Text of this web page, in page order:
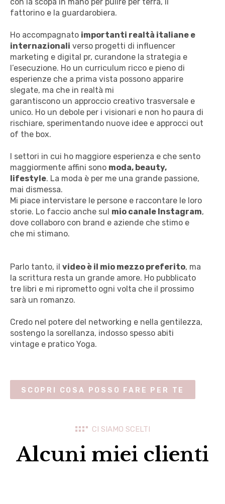
con la scopa in mano per pulire per terra, il
fattorino e la guardarobiera.
Ho accompagnato importanti realtà italiane e
internazionali verso progetti di influencer
marketing e digital pr, curandone la strategia e
l’esecuzione. Ho un curriculum ricco e pieno di
esperienze che a prima vista possono apparire
slegate, ma che in realtà mi
garantiscono un approccio creativo trasversale e
unico. Ho un debole per i visionari e non ho paura di
rischiare, sperimentando nuove idee e approcci out
of the box.
I settori in cui ho maggiore esperienza e che sento
maggiormente affini sono moda, beauty,
lifestyle. La moda è per me una grande passione,
mai dismessa.
Mi piace intervistare le persone e raccontare le loro
storie. Lo faccio anche sul mio canale Instagram,
dove collaboro con brand e aziende che stimo e
che mi stimano.
Parlo tanto, il video è il mio mezzo preferito, ma
la scrittura resta un grande amore. Ho pubblicato
tre libri e mi riprometto ogni volta che il prossimo
sarà un romanzo.
Credo nel potere del networking e nella gentilezza,
sostengo la sorellanza, indosso spesso abiti
vintage e pratico Yoga.
SCOPRI COSA POSSO FARE PER TE
CI SIAMO SCELTI
Alcuni miei clienti